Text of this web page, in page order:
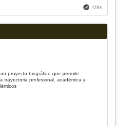
Más
proyecto biográfico que permite
trayectoria profesional, académica y